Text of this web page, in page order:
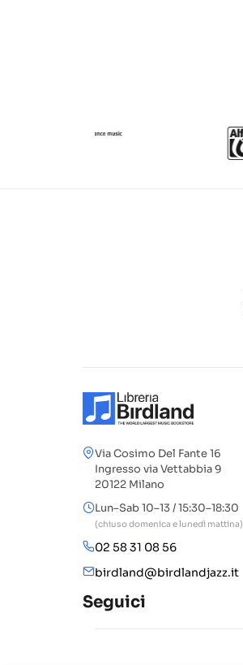
Via Cosimo Del Fante 16
Ingresso via Vettabbia 9
20122 Milano
Lun–Sab 10–13 / 15:30–18:30
(chiuso domenica e lunedì mattina)
02 58 31 08 56
birdland@birdlandjazz.it
Seguici